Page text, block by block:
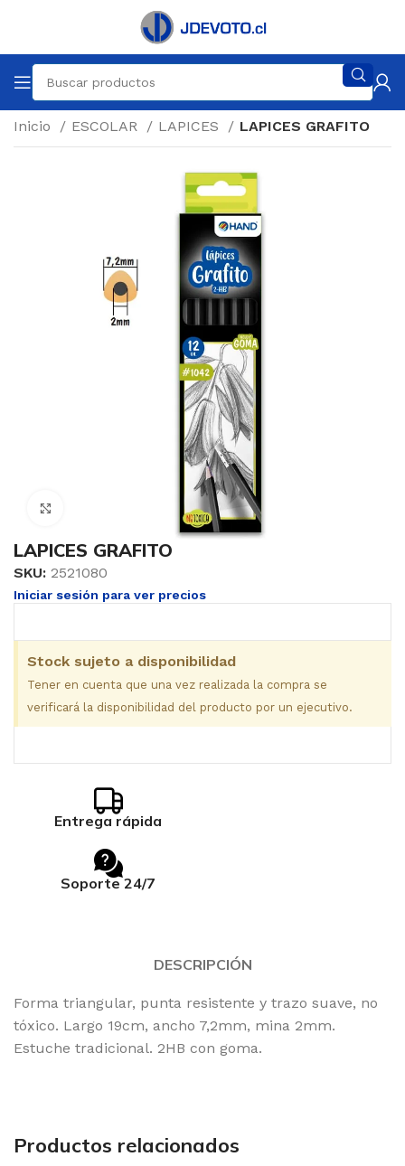
Inicio ESCOLAR LAPICES LAPICES GRAFITO
LAPICES GRAFITO
SKU: 2521080
Iniciar sesión para ver precios
Stock sujeto a disponibilidad
Tener en cuenta que una vez realizada la compra se
verificará la disponibilidad del producto por un ejecutivo.
Entrega rápida
Soporte 24/7
DESCRIPCIÓN
Forma triangular, punta resistente y trazo suave, no
tóxico. Largo 19cm, ancho 7,2mm, mina 2mm.
Estuche tradicional. 2HB con goma.
Productos relacionados